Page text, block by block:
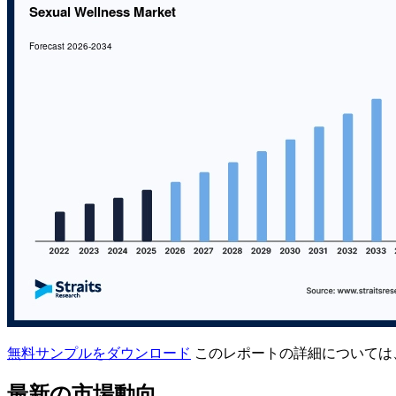
無料サンプルをダウンロード このレポートの詳細については